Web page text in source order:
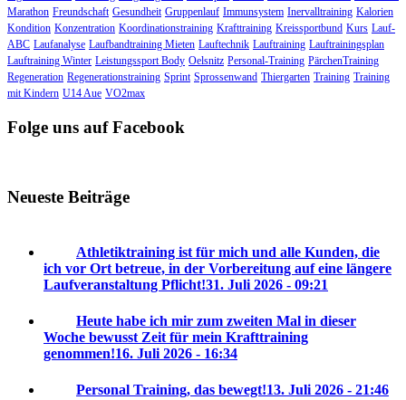
Marathon Freundschaft Gesundheit Gruppenlauf Immunsystem Inervalltraining Kalorien
Kondition Konzentration Koordinationstraining Krafttraining Kreissportbund Kurs Lauf-
ABC Laufanalyse Laufbandtraining Mieten Lauftechnik Lauftraining Lauftrainingsplan
Lauftraining Winter Leistungssport Body Oelsnitz Personal-Training PärchenTraining
Regeneration Regenerationstraining Sprint Sprossenwand Thiergarten Training Training
mit Kindern U14 Aue VO2max
Folge uns auf Facebook
Neueste Beiträge
Athletiktraining ist für mich und alle Kunden, die
ich vor Ort betreue, in der Vorbereitung auf eine längere
Laufveranstaltung Pflicht!31. Juli 2026 - 09:21
Heute habe ich mir zum zweiten Mal in dieser
Woche bewusst Zeit für mein Krafttraining
genommen!16. Juli 2026 - 16:34
Personal Training, das bewegt!13. Juli 2026 - 21:46